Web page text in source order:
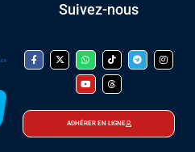
Suivez-nous
ADHÉRER EN LIGNE